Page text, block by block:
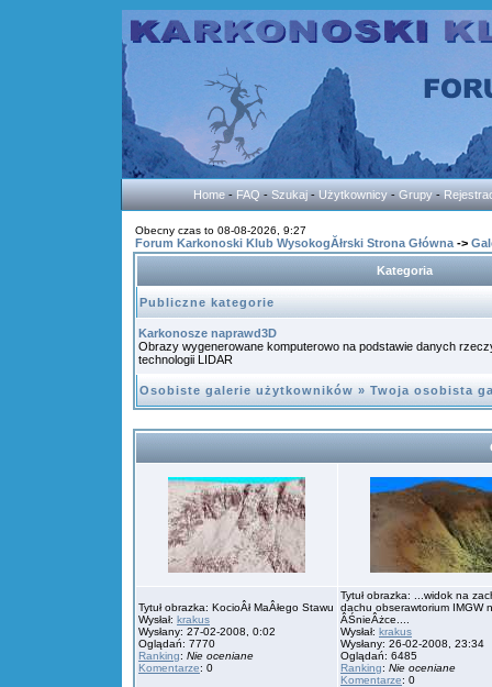
Home-FAQ-Szukaj-Użytkownicy-Grupy-
Obecny czas to 08-08-2026, 9:27
Forum Karkonoski Klub WysokogĂłrski Strona Główna ->
Kategoria
Publiczne kategorie
Karkonosze naprawd3D
Obrazy wygenerowane komputerowo na podstawie danych
technologii LIDAR
Osobiste galerie użytkowników » Twoja osobista
Tytuł obrazka: KocioÂł MaÂłego Stawu
Wysłał: krakus
Wysłany: 27-02-2008, 0:02
Oglądań: 7770
Ranking: Nie oceniane
Komentarze: 0
Tytuł obrazka: ...widok na
dachu obserawtorium IMGW
ÂŚnieÂżce....
Wysłał: krakus
Wysłany: 26-02-2008, 23:34
Oglądań: 6485
Ranking: Nie oceniane
Komentarze: 0